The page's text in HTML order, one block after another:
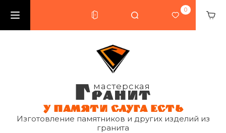
0
мастерская
ГРАНИТ
У ПАМЯТИ СЛУГА ЕСТЬ
Изготовление памятников и других изделий из
гранита